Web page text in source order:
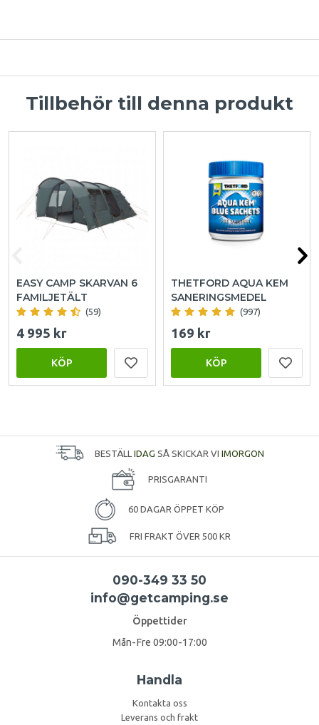
Tillbehör till denna produkt
EASY CAMP SKARVAN 6
FAMILJETÄLT
(59)
4 995 kr
KÖP
THETFORD AQUA KEM
SANERINGSMEDEL
(997)
169 kr
KÖP
BESTÄLL IDAG SÅ SKICKAR VI IMORGON
PRISGARANTI
60 DAGAR ÖPPET KÖP
FRI FRAKT ÖVER 500 KR
090-349 33 50
info@getcamping.se
Öppettider
Mån-Fre 09:00-17:00
Handla
Kontakta oss
Leverans och frakt